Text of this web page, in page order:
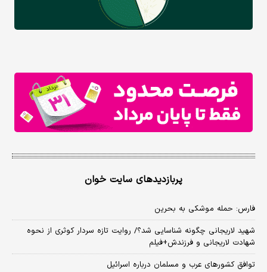
پربازدیدهای سایت خوان
فارس: حمله موشکی به بحرین
شهید لاریجانی چگونه شناسایی شد؟/ روایت تازه سردار کوثری از نحوه
شهادت لاریجانی و فرزندش+فیلم
توافق کشورهای عرب و مسلمان درباره اسرائیل